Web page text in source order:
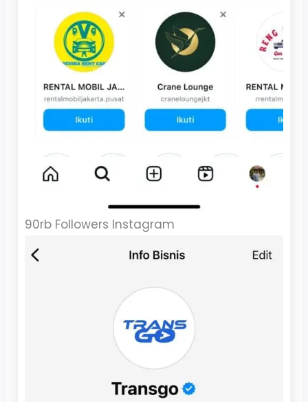
90rb Followers Instagram